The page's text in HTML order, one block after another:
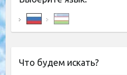
Что будем искать?